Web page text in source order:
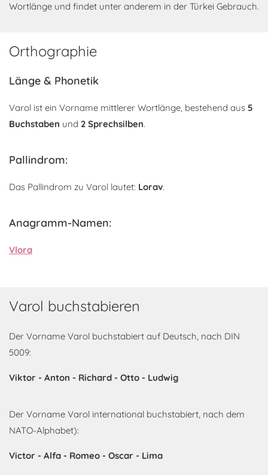
Wortlänge und findet unter anderem in der Türkei Gebrauch.
Orthographie
Länge & Phonetik
Varol ist ein Vorname mittlerer Wortlänge, bestehend aus 5
Buchstaben und 2 Sprechsilben.
Pallindrom:
Das Pallindrom zu Varol lautet: Lorav.
Anagramm-Namen:
Vlora
Varol buchstabieren
Der Vorname Varol buchstabiert auf Deutsch, nach DIN
5009:
Viktor - Anton - Richard - Otto - Ludwig
Der Vorname Varol international buchstabiert, nach dem
NATO-Alphabet):
Victor - Alfa - Romeo - Oscar - Lima